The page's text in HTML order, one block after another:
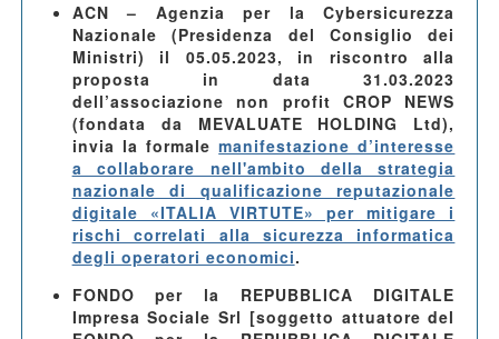
ACN – Agenzia per la Cybersicurezza
Nazionale (Presidenza del Consiglio dei
Ministri) il 05.05.2023, in riscontro alla
proposta in data 31.03.2023
dell’associazione non profit CROP NEWS
(fondata da MEVALUATE HOLDING Ltd),
invia la formalemanifestazione d’interesse
a collaborare nell'ambito della strategia
nazionale di qualificazione reputazionale
digitale «ITALIA VIRTUTE» per mitigare i
rischi correlati alla sicurezza informatica
degli operatori economici.
FONDO per la REPUBBLICA DIGITALE
Impresa Sociale Srl [soggetto attuatore del